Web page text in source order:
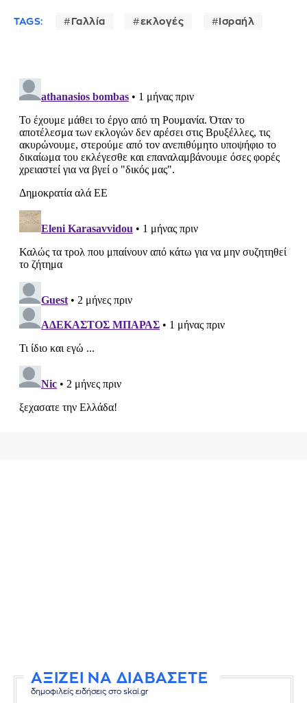
TAGS: Γαλλία εκλογές Ισραήλ
ΑΞΙΖΕΙ ΝΑ ΔΙΑΒΑΣΕΤΕ
δημοφιλείς ειδήσεις στο skai.gr